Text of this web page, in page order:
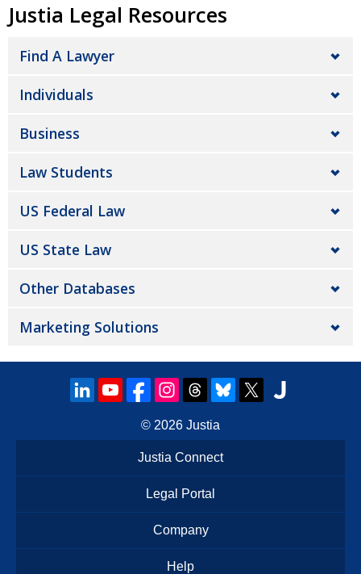
Justia Legal Resources
Find A Lawyer
Individuals
Business
Law Students
US Federal Law
US State Law
Other Databases
Marketing Solutions
© 2026 Justia
Justia Connect
Legal Portal
Company
Help